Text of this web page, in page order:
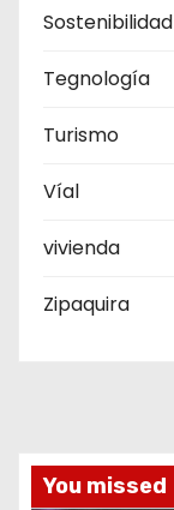
Sostenibilidad
Tegnología
Turismo
Víal
vivienda
Zipaquira
You missed